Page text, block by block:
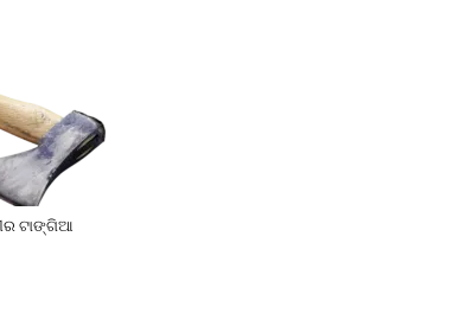
ଟାଙ୍ଗିଆ